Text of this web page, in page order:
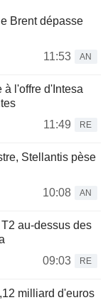
Brent dépasse
11:53
AN
à l'offre d'Intesa
11:49
RE
Stellantis pèse
10:08
AN
au-dessus des
09:03
RE
milliard d'euros